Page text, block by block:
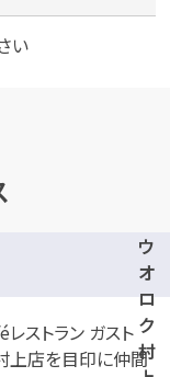
い
ウ
オ
ロ
ク
村